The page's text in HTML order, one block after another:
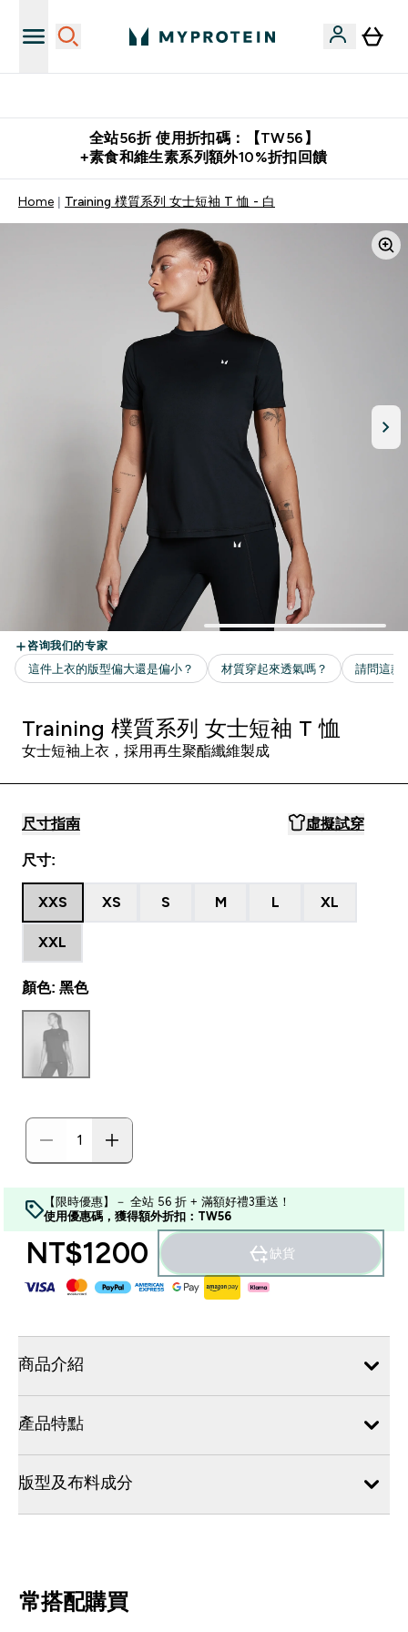
全站56折 使用折扣碼：【TW56】
+素食和維生素系列額外10%折扣回饋
Home Training 樸質系列 女士短袖 T 恤 - 白
Training 樸質系列 女士短袖 T 恤
女士短袖上衣，採用再生聚酯纖維製成
尺寸指南 虛擬試穿
尺寸:
XXS XS S M L XL
XXL
顏色: 黑色
【限時優惠】－ 全站 56 折 + 滿額好禮3重送！
使用優惠碼，獲得額外折扣：TW56
NT$1200‎ 缺貨
商品介紹
產品特點
版型及布料成分
常搭配購買